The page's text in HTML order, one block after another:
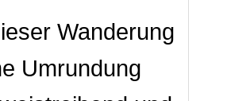
Wanderung
Umrundung